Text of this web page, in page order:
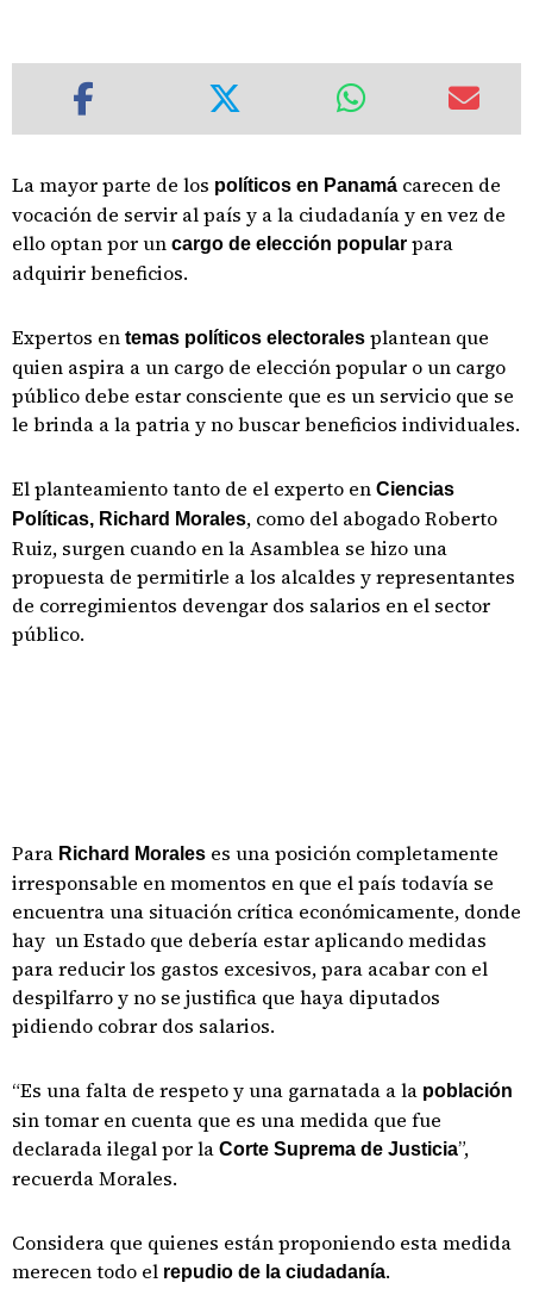
La mayor parte de los políticos en Panamá carecen de
vocación de servir al país y a la ciudadanía y en vez de
ello optan por un cargo de elección popular para
adquirir beneficios.
Expertos en temas políticos electorales plantean que
quien aspira a un cargo de elección popular o un cargo
público debe estar consciente que es un servicio que se
le brinda a la patria y no buscar beneficios individuales.
El planteamiento tanto de el experto en Ciencias
Políticas, Richard Morales, como del abogado Roberto
Ruiz, surgen cuando en la Asamblea se hizo una
propuesta de permitirle a los alcaldes y representantes
de corregimientos devengar dos salarios en el sector
público.
Para Richard Morales es una posición completamente
irresponsable en momentos en que el país todavía se
encuentra una situación crítica económicamente, donde
hay un Estado que debería estar aplicando medidas
para reducir los gastos excesivos, para acabar con el
despilfarro y no se justifica que haya diputados
pidiendo cobrar dos salarios.
“Es una falta de respeto y una garnatada a la población
sin tomar en cuenta que es una medida que fue
declarada ilegal por la Corte Suprema de Justicia”,
recuerda Morales.
Considera que quienes están proponiendo esta medida
merecen todo el repudio de la ciudadanía.